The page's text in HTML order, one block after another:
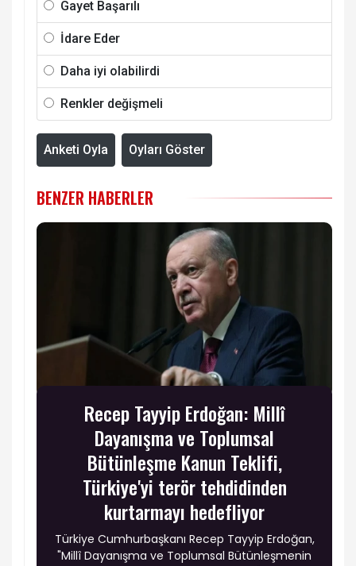
Gayet Başarılı
İdare Eder
Daha iyi olabilirdi
Renkler değişmeli
Anketi Oyla Oyları Göster
BENZER HABERLER
Recep Tayyip Erdoğan: Millî
Dayanışma ve Toplumsal
Bütünleşme Kanun Teklifi,
Türkiye'yi terör tehdidinden
kurtarmayı hedefliyor
Türkiye Cumhurbaşkanı Recep Tayyip Erdoğan,
"Millî Dayanışma ve Toplumsal Bütünleşmenin